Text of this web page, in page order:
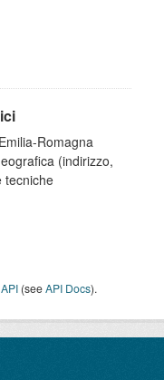
Romagna
(indirizzo,
tecniche
API (seeAPI Docs).